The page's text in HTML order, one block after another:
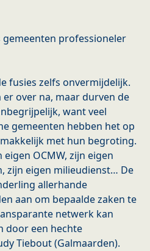
gemeenten professioneler
fusies zelfs onvermijdelijk.
over na, maar durven de
want veel
gemeenten hebben het op
met hun begroting.
OCMW, zijn eigen
zijn eigen milieudienst… De
allerhande
aan om bepaalde zaken te
netwerk kan
door een hechte
Tiebout (Galmaarden).